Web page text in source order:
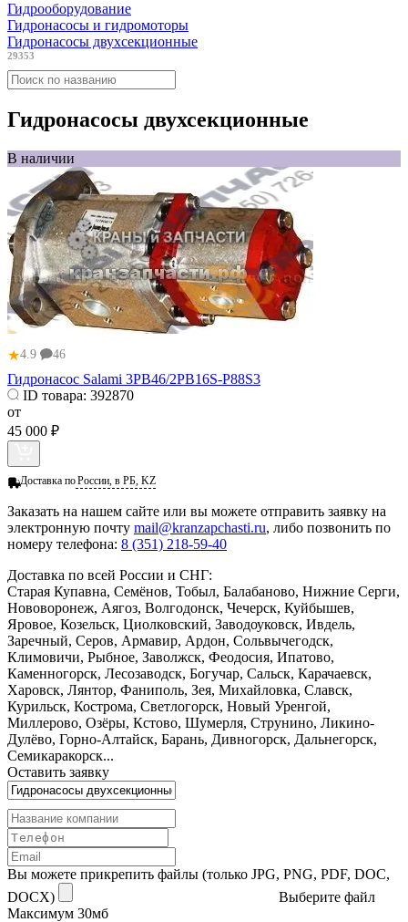
Гидрооборудование
Гидронасосы и гидромоторы
Гидронасосы двухсекционные
29353
Гидронасосы двухсекционные
В наличии
★4.9 46
Гидронасос Salami 3PB46/2PB16S-P88S3
ID товара: 392870
от
45 000 ₽
Доставка поРоссии, в РБ, KZ
Заказать на нашем сайте или вы можете отправить заявку на
электронную почту mail@kranzapchasti.ru, либо позвонить по
номеру телефона: 8 (351) 218-59-40
Доставка по всей России и СНГ:
Старая Купавна, Семёнов, Тобыл, Балабаново, Нижние Серги,
Нововоронеж, Аягоз, Волгодонск, Чечерск, Куйбышев,
Яровое, Козельск, Циолковский, Заводоуковск, Ивдель,
Заречный, Серов, Армавир, Ардон, Сольвычегодск,
Климовичи, Рыбное, Заволжск, Феодосия, Ипатово,
Каменногорск, Лесозаводск, Богучар, Сальск, Карачаевск,
Харовск, Лянтор, Фаниполь, Зея, Михайловка, Славск,
Курильск, Кострома, Светлогорск, Новый Уренгой,
Миллерово, Озёры, Кстово, Шумерля, Струнино, Ликино-
Дулёво, Горно-Алтайск, Барань, Дивногорск, Дальнегорск,
Семикаракорск...
Оставить заявку
Вы можете прикрепить файлы (только JPG, PNG, PDF, DOC,
DOCX)
Выберите файл
Максимум 30мб